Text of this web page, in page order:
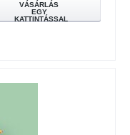
VÁSÁRLÁS
EGY
KATTINTÁSSAL